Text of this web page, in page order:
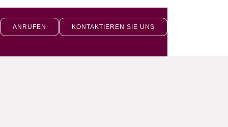
ANRUFEN KONTAKTIEREN SIE UNS